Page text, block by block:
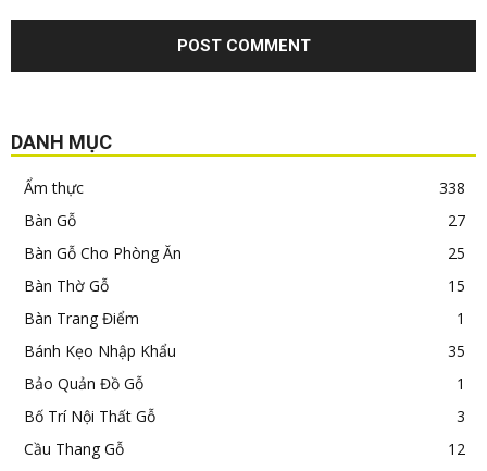
DANH MỤC
Ẩm thực
338
Bàn Gỗ
27
Bàn Gỗ Cho Phòng Ăn
25
Bàn Thờ Gỗ
15
Bàn Trang Điểm
1
Bánh Kẹo Nhập Khẩu
35
Bảo Quản Đồ Gỗ
1
Bố Trí Nội Thất Gỗ
3
Cầu Thang Gỗ
12